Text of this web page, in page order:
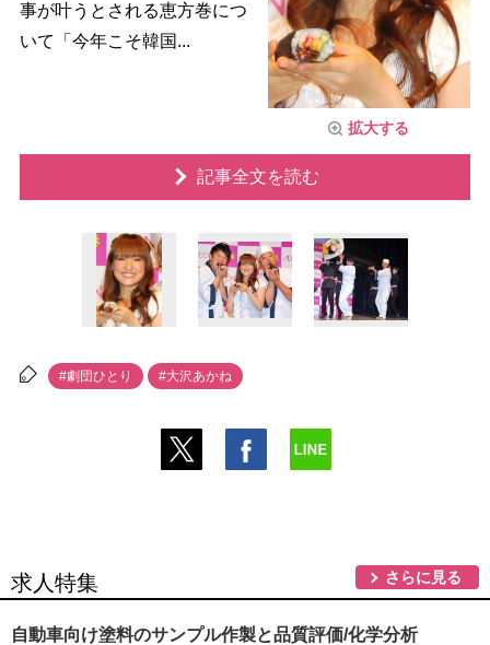
拡大する
事が叶うとされる恵方巻につ
いて「今年こそ韓国...
記事全文を読む
#劇団ひとり #大沢あかね
求人特集 さらに見る
自動車向け塗料のサンプル作製と品質評価/化学分析